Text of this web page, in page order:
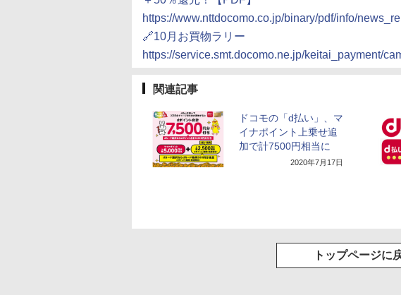
https://www.nttdocomo.co.jp/binary/pdf/info/
🔗10月お買物ラリー
https://service.smt.docomo.ne.jp/keitai_payment/
関連記事
ドコモの「d払い」、マ
イナポイント上乗せ追
加で計7500円相当に
2020年7月17日
トップページに